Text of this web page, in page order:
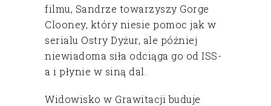
filmu, Sandrze towarzyszy Gorge
Clooney, który niesie pomoc jak w
serialu Ostry Dyżur, ale później
niewiadoma siła odciąga go od ISS-
a i płynie w siną dal.
Widowisko w Grawitacji buduje